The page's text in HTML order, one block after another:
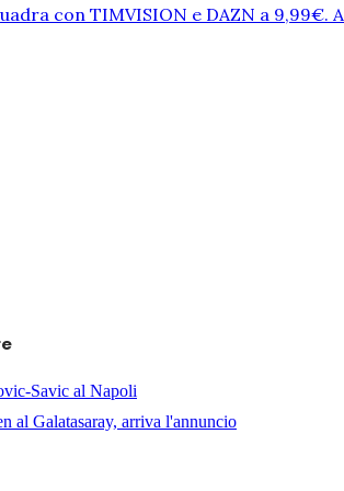
con TIMVISION e DAZN a 9,99€.
Savic al Napoli
al Galatasaray, arriva l'annuncio